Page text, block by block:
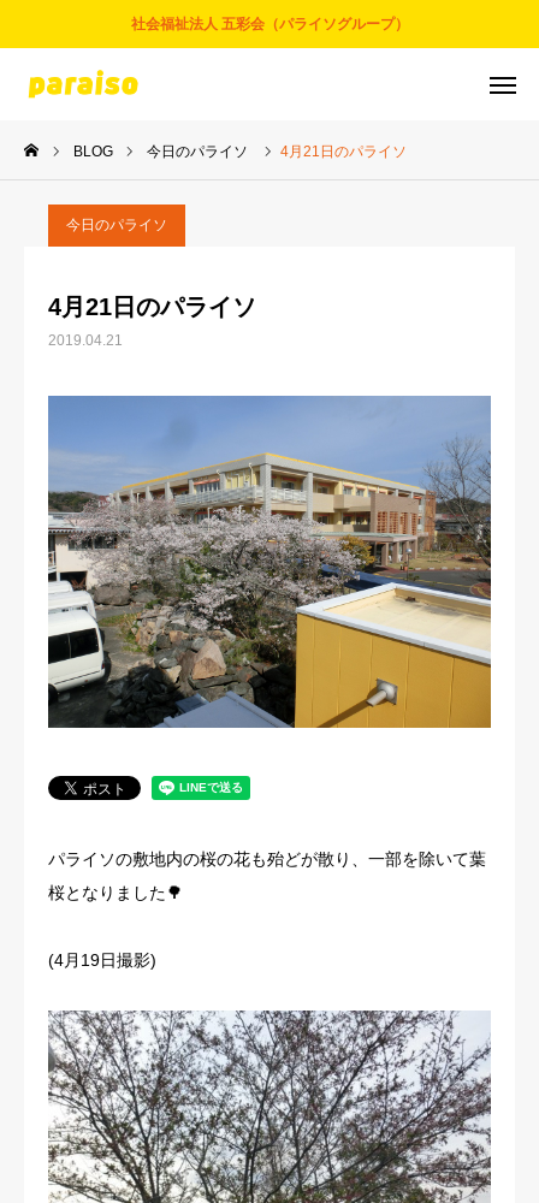
社会福祉法人 五彩会（パライソグループ）
BLOG 今日のパライソ 4月21日のパライソ
今日のパライソ
4月21日のパライソ
2019.04.21
パライソの敷地内の桜の花も殆どが散り、一部を除いて葉
桜となりました🌳
(4月19日撮影)
お問合せ サービスについて
アクセス
事業とサービス
スタッフ紹介
法人概要